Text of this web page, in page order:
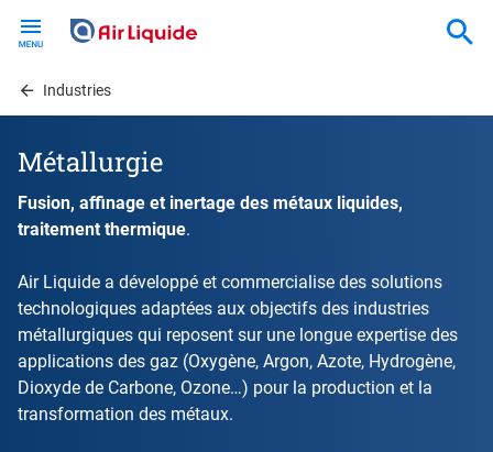
contentIndustries
Métallurgie
Fusion, affinage et inertage des métaux liquides,
traitement thermique.
Air Liquide a développé et commercialise des solutions
technologiques adaptées aux objectifs des industries
métallurgiques qui reposent sur une longue expertise des
applications des gaz (Oxygène, Argon, Azote, Hydrogène,
Dioxyde de Carbone, Ozone…) pour la production et la
transformation des métaux.